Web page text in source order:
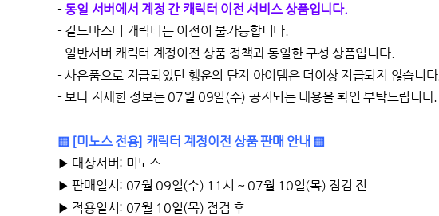
- 동일 서버에서 계정 간 캐릭터 이전 서비스 상품입니다.
- 길드마스터 캐릭터는 이전이 불가능합니다.
- 일반서버 캐릭터 계정이전 상품 정책과 동일한 구성 상품입니다.
-사은품으로 지급되었던 행운의 단지 아이템은 더이상 지급되지 않습니다.
-보다 자세한 정보는 07월 09일(수) 공지되는 내용을 확인 부탁드립니다.
▒ [미노스 전용] 캐릭터 계정이전 상품 판매 안내 ▒
▶ 대상서버: 미노스
▶ 판매일시: 07월 09일(수) 11시 ~ 07월 10일(목) 점검 전
▶ 적용일시: 07월 10일(목) 점검 후